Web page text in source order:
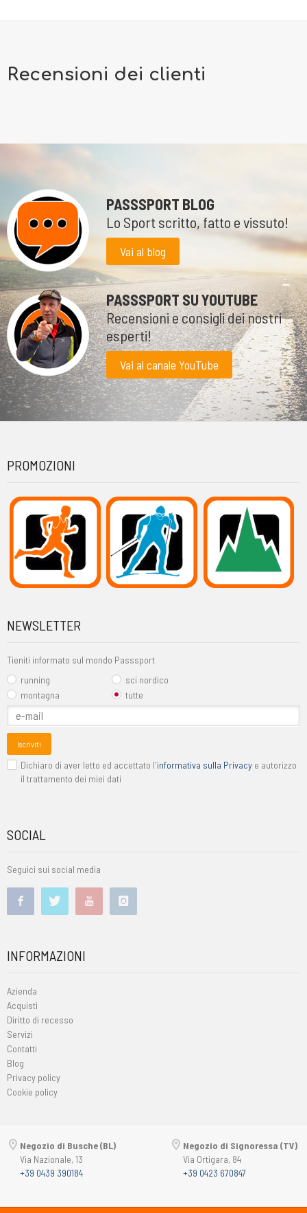
Recensioni dei clienti
PASSSPORT BLOG
Lo Sport scritto, fatto e vissuto!
Vai al blog
PASSSPORT SU YOUTUBE
Recensioni e consigli dei nostri
esperti!
Vai al canale YouTube
PROMOZIONI
NEWSLETTER
Tieniti informato sul mondo Passsport
running
sci nordico
montagna
tutte
Iscriviti
Dichiaro di aver letto ed accettato l'informativa sulla Privacy e autorizzo
il trattamento dei miei dati
SOCIAL
Seguici sui social media
INFORMAZIONI
Azienda
Acquisti
Diritto di recesso
Servizi
Contatti
Blog
Privacy policy
Cookie policy
Negozio di Busche (BL)
Via Nazionale, 13
+39 0439 390184
Negozio di Signoressa (TV)
Via Ortigara, 84
+39 0423 670847